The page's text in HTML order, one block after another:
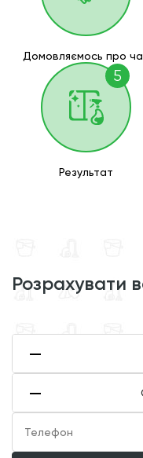
Домовляємось про
5
Результат
розрахувати